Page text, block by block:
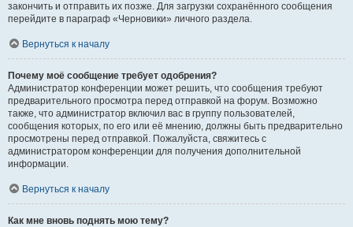
закончить и отправить их позже. Для загрузки сохранённого сообщения
перейдите в параграф «Черновики» личного раздела.
Вернуться к началу
Почему моё сообщение требует одобрения?
Администратор конференции может решить, что сообщения требуют
предварительного просмотра перед отправкой на форум. Возможно
также, что администратор включил вас в группу пользователей,
сообщения которых, по его или её мнению, должны быть предварительно
просмотрены перед отправкой. Пожалуйста, свяжитесь с
администратором конференции для получения дополнительной
информации.
Вернуться к началу
Как мне вновь поднять мою тему?